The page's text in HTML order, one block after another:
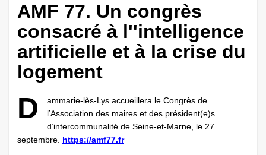
AMF 77. Un congrès
consacré à l''intelligence
artificielle et à la crise du
logement
D
ammarie-lès-Lys accueillera le Congrès de
l’Association des maires et des président(e)s
d’intercommunalité de Seine-et-Marne, le 27
septembre. https://amf77.fr